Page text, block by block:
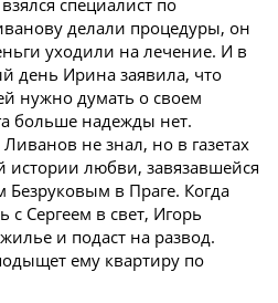
специалист по
делали процедуры, он
уходили на лечение. И в
день Ирина заявила, что
нужно думать о своем
больше надежды нет.
не знал, но в газетах
истории любви, завязавшейся
в Праге. Когда
с Сергеем в свет, Игорь
и подаст на развод.
ему квартиру по